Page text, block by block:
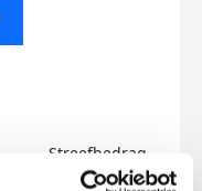
Streefbedrag
€750